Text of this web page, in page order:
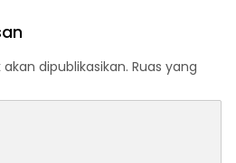
dipublikasikan. Ruas yang